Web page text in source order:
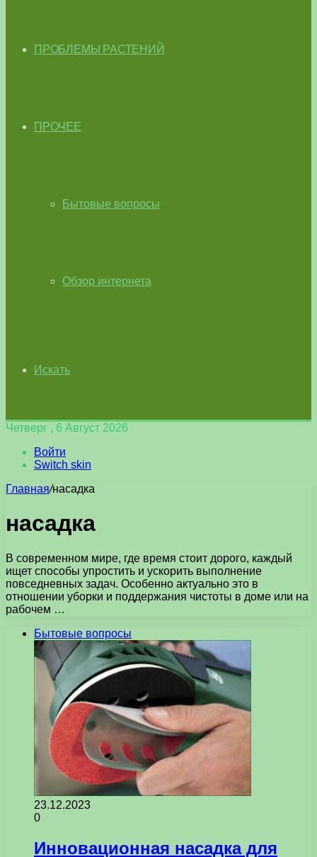
ПРОБЛЕМЫ РАСТЕНИЙ
ПРОЧЕЕ
Бытовые вопросы
Обзор интернета
Искать
Четверг , 6 Август 2026
Войти
Switch skin
Главная/насадка
насадка
В современном мире, где время стоит дорого, каждый
ищет способы упростить и ускорить выполнение
повседневных задач. Особенно актуально это в
отношении уборки и поддержания чистоты в доме или на
рабочем …
Бытовые вопросы
23.12.2023
0
Инновационная насадка для